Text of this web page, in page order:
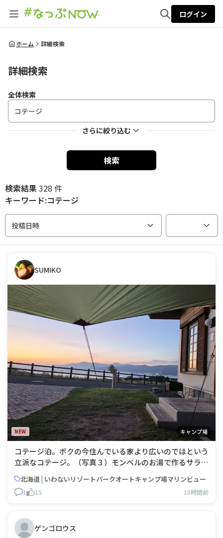
全体検索
ログイン
ホーム 詳細検索
詳細検索
全体検索
さらに絞り込む
検索
検索結果328 件
キーワード:コテージ
投稿日時
SUMIKO
NEW キャンプ場
コテージ泊。ボクの今住んでいる家より広いのではという
立派なコテージ。（写真３）モンベルのお湯で作るサラダ
す15分間で、即席親子丼を調理。（写真４）さらに、ジ
ェットボイル（スタッシュ）を使って、パックご飯を温め
北海道 | いわないリゾートパークオートキャンプ場マリンビュー
1 15 10時間前
ゲンゴロウス